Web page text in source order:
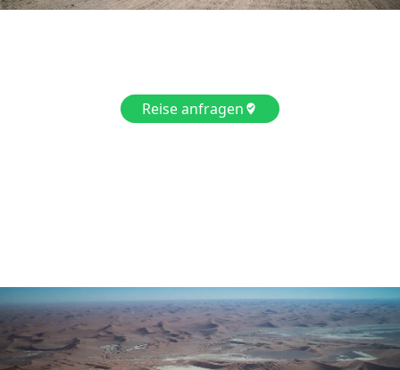
Reise anfragen